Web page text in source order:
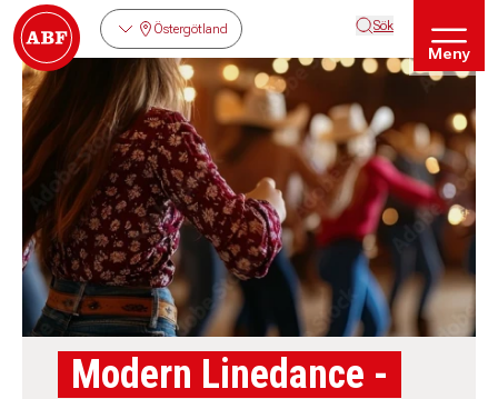
Östergötland Sök
Meny
Modern Linedance -